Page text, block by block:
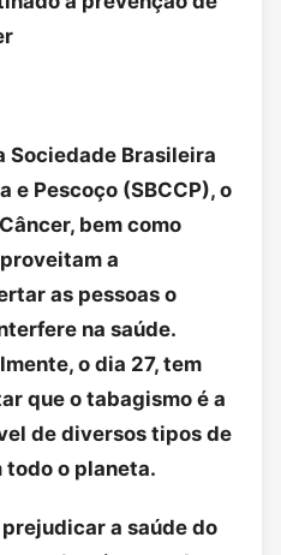
Sociedade Brasileira
e Pescoço (SBCCP), o
bem como
a
as pessoas o
na saúde.
o dia 27, tem
que o tabagismo é a
de diversos tipos de
todo o planeta.
a saúde do